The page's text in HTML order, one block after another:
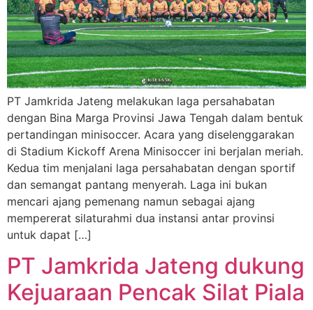
PT Jamkrida Jateng melakukan laga persahabatan
dengan Bina Marga Provinsi Jawa Tengah dalam bentuk
pertandingan minisoccer. Acara yang diselenggarakan
di Stadium Kickoff Arena Minisoccer ini berjalan meriah.
Kedua tim menjalani laga persahabatan dengan sportif
dan semangat pantang menyerah. Laga ini bukan
mencari ajang pemenang namun sebagai ajang
mempererat silaturahmi dua instansi antar provinsi
untuk dapat […]
PT Jamkrida Jateng dukung
Kejuaraan Pencak Silat Piala